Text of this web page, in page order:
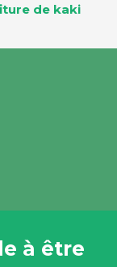
de kaki
à être